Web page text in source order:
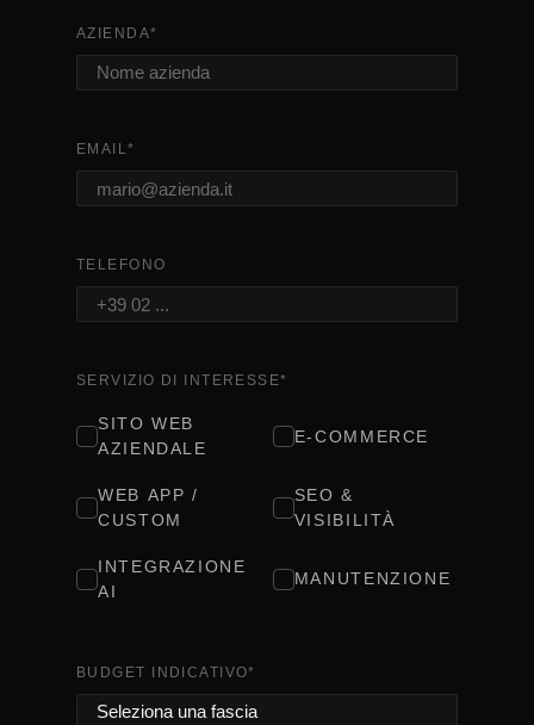
AZIENDA*
EMAIL*
TELEFONO
SERVIZIO DI INTERESSE*
SITO WEB
AZIENDALE
E-COMMERCE
WEB APP /
CUSTOM
SEO &
VISIBILITÀ
INTEGRAZIONE
AI
MANUTENZIONE
BUDGET INDICATIVO*